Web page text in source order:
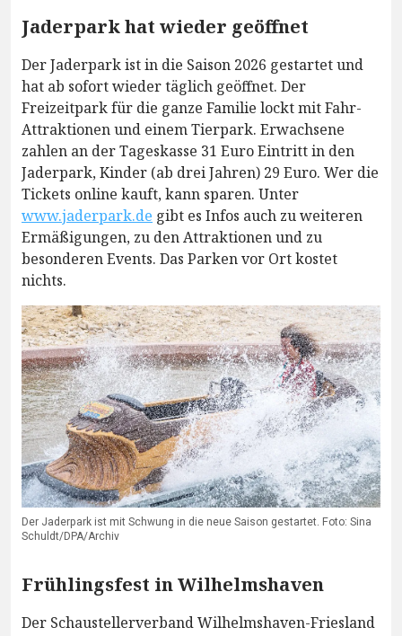
Jaderpark hat wieder geöffnet
Der Jaderpark ist in die Saison 2026 gestartet und
hat ab sofort wieder täglich geöffnet. Der
Freizeitpark für die ganze Familie lockt mit Fahr-
Attraktionen und einem Tierpark. Erwachsene
zahlen an der Tageskasse 31 Euro Eintritt in den
Jaderpark, Kinder (ab drei Jahren) 29 Euro. Wer die
Tickets online kauft, kann sparen. Unter
www.jaderpark.de gibt es Infos auch zu weiteren
Ermäßigungen, zu den Attraktionen und zu
besonderen Events. Das Parken vor Ort kostet
nichts.
Der Jaderpark ist mit Schwung in die neue Saison gestartet. Foto: Sina
Schuldt/DPA/Archiv
Frühlingsfest in Wilhelmshaven
Der Schaustellerverband Wilhelmshaven-Friesland